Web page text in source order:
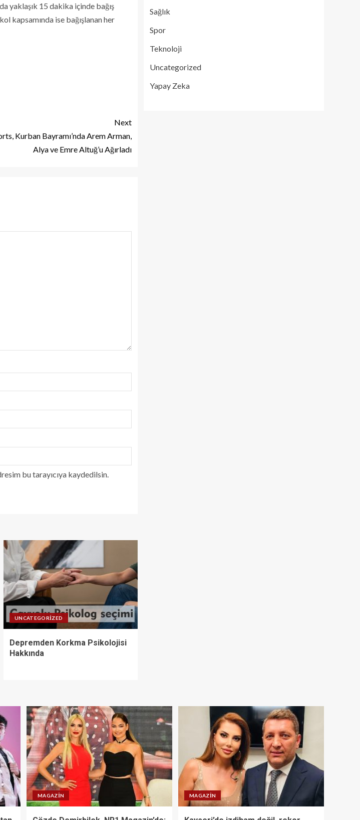
yaklaşık 15 dakika içinde bağış
kapsamında ise bağışlanan her
Next
Kurban Bayramı’nda Arem Arman,
Alya ve Emre Altuğ’u Ağırladı
bu tarayıcıya kaydedilsin.
UNCATEGORIZED
Depremden Korkma Psikolojisi
Hakkında
Sağlık
Spor
Teknoloji
Uncategorized
Yapay Zeka
MAGAZIN MAGAZIN